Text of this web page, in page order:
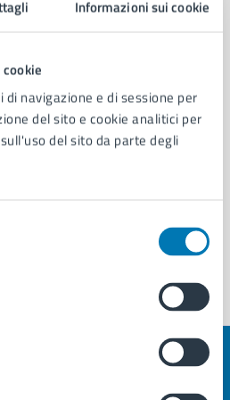
Informazioni sui cookie
navigazione e di sessione per
del sito e cookie analitici per
del sito da parte degli
n. 514 del 01/04/2026
le informazioni su questa